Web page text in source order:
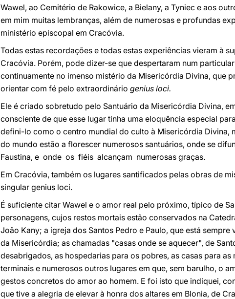
Wawel, ao Cemitério de Rakowice, a Bielany, a Tyniec e aos
em mim muitas lembranças, além de numerosas e profundas
ministério episcopal em Cracóvia.
Todas estas recordações e todas estas experiências vieram à
Cracóvia. Porém, pode dizer-se que despertaram num
continuamente no imenso mistério da Misericórdia Divina, que
orientar com fé pelo extraordinário genius loci.
Ele é criado sobretudo pelo Santuário da Misericórdia Divina,
consciente de que esse lugar tinha uma eloquência especial
defini-lo como o centro mundial do culto à Misericórdia Divina,
do mundo estão a florescer numerosos santuários, onde se
Faustina, e onde os fiéis alcançam numerosas graças.
Em Cracóvia, também os lugares santificados pelas obras de
singular genius loci.
É suficiente citar Wawel e o amor real pelo próximo, típico de
personagens, cujos restos mortais estão conservados na
João Kany; a igreja dos Santos Pedro e Paulo, que está
da Misericórdia; as chamadas "casas onde se aquecer", de
desabrigados, as hospedarias para os pobres, as casas para
terminais e numerosos outros lugares em que, sem barulho, o
gestos concretos do amor ao homem. E foi isto que indiquei,
que tive a alegria de elevar à honra dos altares em Blonia, de